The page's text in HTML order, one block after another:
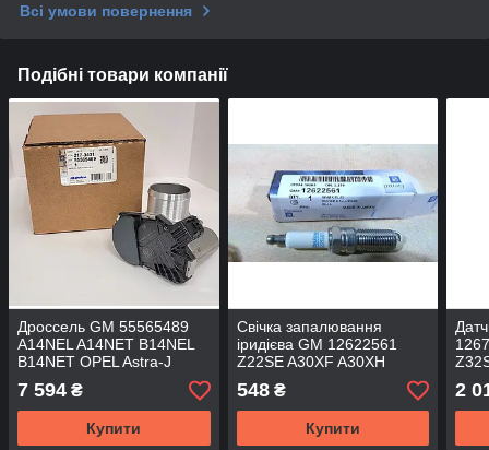
Всі умови повернення
Подібні товари компанії
Дроссель GM 55565489
A14NEL A14NET B14NEL
B14NET OPEL Astra-J
Insignia Corsa-D Meriva-B
& CHEVROLET Cruze 1.4
7 594 ₴
Купити
Свічка запалювання
іридієва GM 12622561
Z22SE A30XF A30XH
Z32SE Opel Antara Vectra-
C & CHEVROLET Captiva
548₴
Купити
C
2